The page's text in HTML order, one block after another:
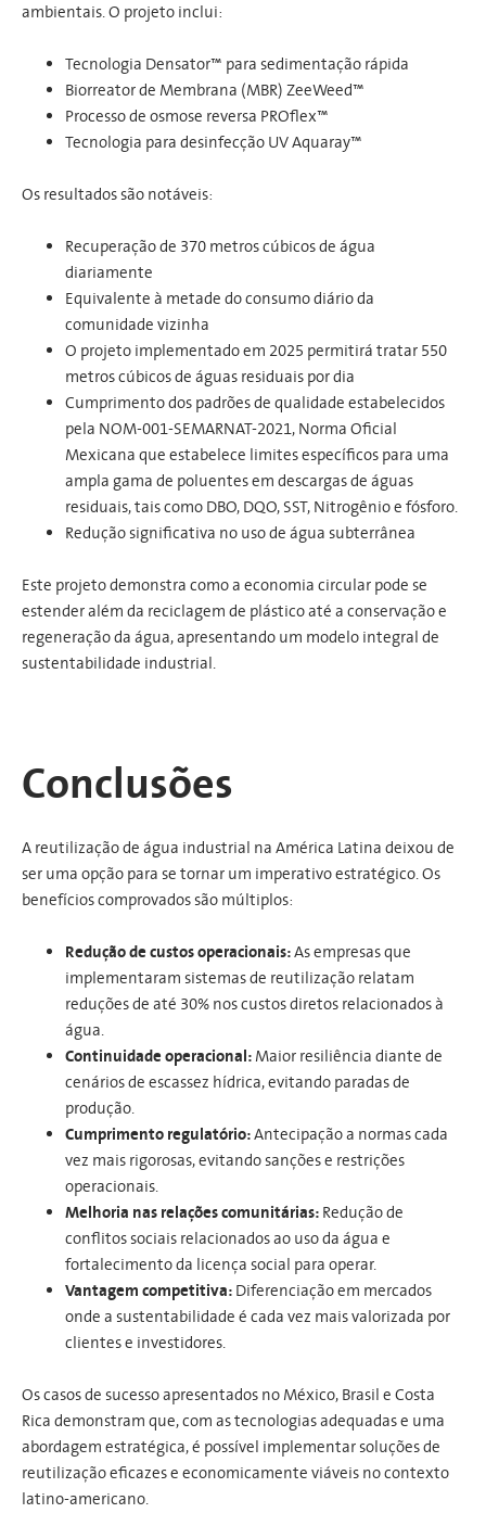
ambientais. O projeto inclui:
Tecnologia Densator™ para sedimentação rápida
Biorreator de Membrana (MBR) ZeeWeed™
Processo de osmose reversa PROflex™
Tecnologia para desinfecção UV Aquaray™
Os resultados são notáveis:
Recuperação de 370 metros cúbicos de água
diariamente
Equivalente à metade do consumo diário da
comunidade vizinha
O projeto implementado em 2025 permitirá tratar 550
metros cúbicos de águas residuais por dia
Cumprimento dos padrões de qualidade estabelecidos
pela NOM-001-SEMARNAT-2021, Norma Oficial
Mexicana que estabelece limites específicos para uma
ampla gama de poluentes em descargas de águas
residuais, tais como DBO, DQO, SST, Nitrogênio e fósforo.
Redução significativa no uso de água subterrânea
Este projeto demonstra como a economia circular pode se
estender além da reciclagem de plástico até a conservação e
regeneração da água, apresentando um modelo integral de
sustentabilidade industrial.
Conclusões
A reutilização de água industrial na América Latina deixou de
ser uma opção para se tornar um imperativo estratégico. Os
benefícios comprovados são múltiplos:
Redução de custos operacionais:As empresas que
implementaram sistemas de reutilização relatam
reduções de até 30% nos custos diretos relacionados à
água.
Continuidade operacional:Maior resiliência diante de
cenários de escassez hídrica, evitando paradas de
produção.
Cumprimento regulatório:Antecipação a normas cada
vez mais rigorosas, evitando sanções e restrições
operacionais.
Melhoria nas relações comunitárias:Redução de
conflitos sociais relacionados ao uso da água e
fortalecimento da licença social para operar.
Vantagem competitiva:Diferenciação em mercados
onde a sustentabilidade é cada vez mais valorizada por
clientes e investidores.
Os casos de sucesso apresentados no México, Brasil e Costa
Rica demonstram que, com as tecnologias adequadas e uma
abordagem estratégica, é possível implementar soluções de
reutilização eficazes e economicamente viáveis no contexto
latino-americano.